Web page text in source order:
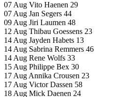
07 Aug Vito Haenen 29
07 Aug Jan Segers 44
09 Aug Jiri Laumen 48
12 Aug Thibau Goessens 23
14 Aug Jayden Habets 13
14 Aug Sabrina Remmers 46
14 Aug Rene Wolfs 33
15 Aug Philippe Bex 30
17 Aug Annika Crousen 23
17 Aug Victor Dassen 58
18 Aug Mick Daenen 24